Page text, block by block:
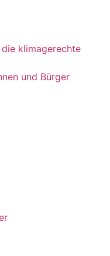
klimagerechte
und Bürger